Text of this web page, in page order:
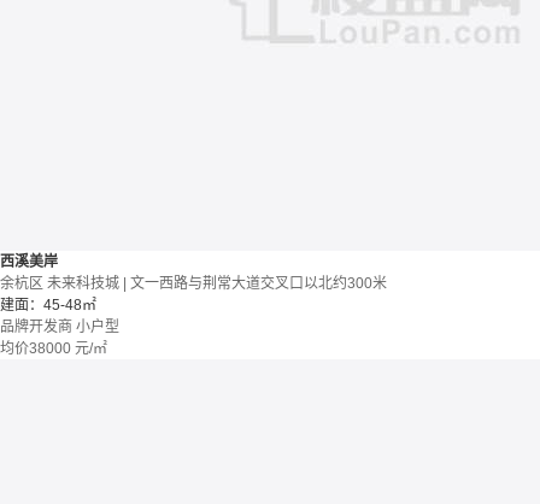
西溪美岸
余杭区 未来科技城 | 文一西路与荆常大道交叉口以北约300米
建面：45-48㎡
品牌开发商 小户型
均价38000 元/㎡